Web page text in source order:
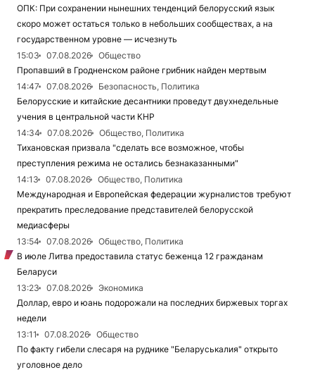
ОПК: При сохранении нынешних тенденций белорусский язык
скоро может остаться только в небольших сообществах, а на
государственном уровне — исчезнуть
15:03
07.08.2026
Общество
Пропавший в Гродненском районе грибник найден мертвым
14:47
07.08.2026
Безопасность, Политика
Белорусские и китайские десантники проведут двухнедельные
учения в центральной части КНР
14:34
07.08.2026
Общество, Политика
Тихановская призвала "сделать все возможное, чтобы
преступления режима не остались безнаказанными"
14:13
07.08.2026
Общество, Политика
Международная и Европейская федерации журналистов требуют
прекратить преследование представителей белорусской
медиасферы
13:54
07.08.2026
Общество, Политика
В июле Литва предоставила статус беженца 12 гражданам
Беларуси
13:23
07.08.2026
Экономика
Доллар, евро и юань подорожали на последних биржевых торгах
недели
13:11
07.08.2026
Общество
По факту гибели слесаря на руднике "Беларуськалия" открыто
уголовное дело